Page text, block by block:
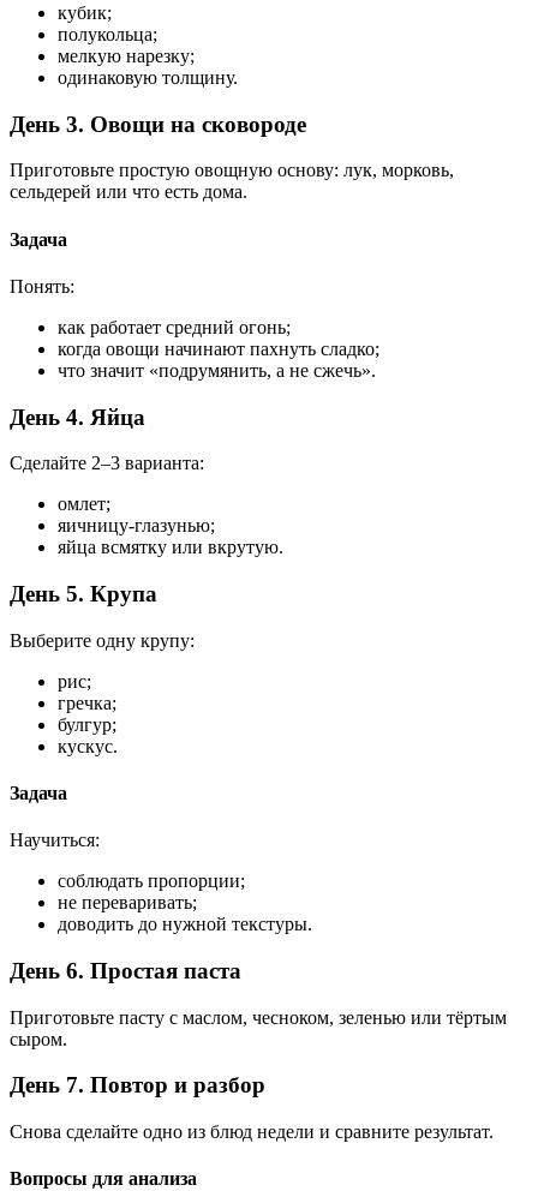
кубик;
полукольца;
мелкую нарезку;
одинаковую толщину.
День 3. Овощи на сковороде
Приготовьте простую овощную основу: лук, морковь,
сельдерей или что есть дома.
Задача
Понять:
как работает средний огонь;
когда овощи начинают пахнуть сладко;
что значит «подрумянить, а не сжечь».
День 4. Яйца
Сделайте 2–3 варианта:
омлет;
яичницу-глазунью;
яйца всмятку или вкрутую.
День 5. Крупа
Выберите одну крупу:
рис;
гречка;
булгур;
кускус.
Задача
Научиться:
соблюдать пропорции;
не переваривать;
доводить до нужной текстуры.
День 6. Простая паста
Приготовьте пасту с маслом, чесноком, зеленью или тёртым
сыром.
День 7. Повтор и разбор
Снова сделайте одно из блюд недели и сравните результат.
Вопросы для анализа